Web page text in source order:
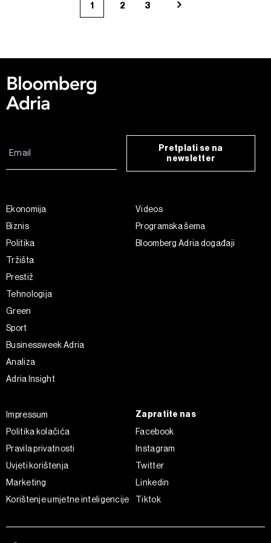
1 2 3
Pretplati se na
newsletter
Ekonomija
Biznis
Politika
Tržišta
Prestiž
Tehnologija
Green
Sport
Businessweek Adria
Analiza
Adria Insight
Videos
Programska šema
Bloomberg Adria događaji
Impressum
Politika kolačića
Pravila privatnosti
Uvjeti korištenja
Marketing
Korištenje umjetne inteligencije
Zapratite nas
Facebook
Instagram
Twitter
Linkedin
Tiktok